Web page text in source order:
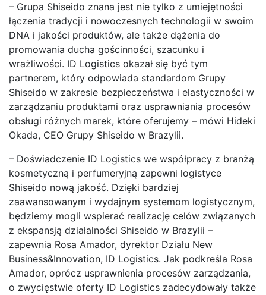
– Grupa Shiseido znana jest nie tylko z umiejętności
łączenia tradycji i nowoczesnych technologii w swoim
DNA i jakości produktów, ale także dążenia do
promowania ducha gościnności, szacunku i
wrażliwości. ID Logistics okazał się być tym
partnerem, który odpowiada standardom Grupy
Shiseido w zakresie bezpieczeństwa i elastyczności w
zarządzaniu produktami oraz usprawniania procesów
obsługi różnych marek, które oferujemy – mówi Hideki
Okada, CEO Grupy Shiseido w Brazylii.
– Doświadczenie ID Logistics we współpracy z branżą
kosmetyczną i perfumeryjną zapewni logistyce
Shiseido nową jakość. Dzięki bardziej
zaawansowanym i wydajnym systemom logistycznym,
będziemy mogli wspierać realizację celów związanych
z ekspansją działalności Shiseido w Brazylii –
zapewnia Rosa Amador, dyrektor Działu New
Business&Innovation, ID Logistics. Jak podkreśla Rosa
Amador, oprócz usprawnienia procesów zarządzania,
o zwycięstwie oferty ID Logistics zadecydowały także